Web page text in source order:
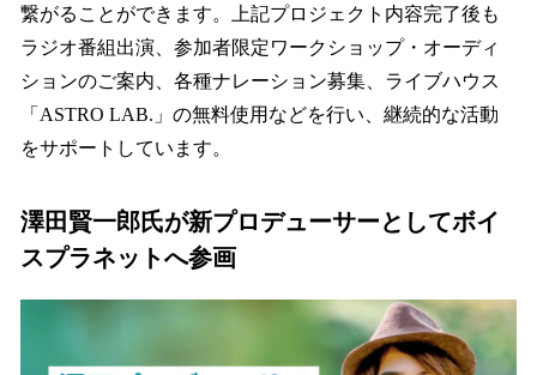
繋がることができます。上記プロジェクト内容完了後も
ラジオ番組出演、参加者限定ワークショップ・オーディ
ションのご案内、各種ナレーション募集、ライブハウス
「ASTRO LAB.」の無料使用などを行い、継続的な活動
をサポートしています。
澤田賢一郎氏が新プロデューサーとしてボイ
スプラネットへ参画